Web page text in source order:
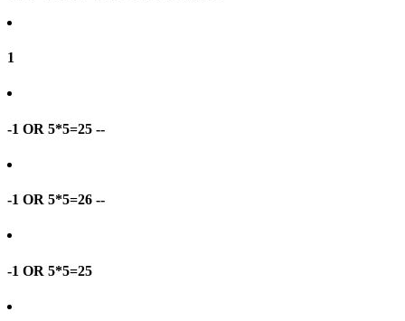
1
-1 OR 5*5=25 --
-1 OR 5*5=26 --
-1 OR 5*5=25